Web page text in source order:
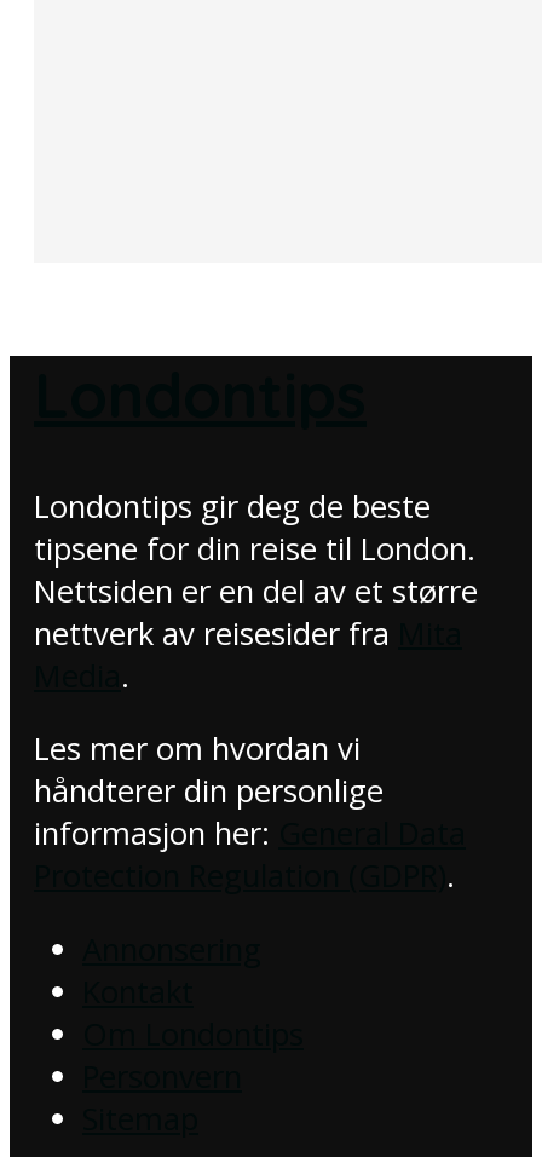
Londontips gir deg de beste
tipsene for din reise til London.
Nettsiden er en del av et større
nettverk av reisesider fra
.
Les mer om hvordan vi
håndterer din personlige
informasjon her:
.